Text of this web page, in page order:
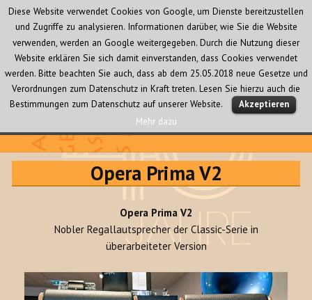
Audio Creativ
MENÜ
UND
Opera Prima V2
Opera Prima V2
Nobler Regallautsprecher der Classic-Serie in
überarbeiteter Version
Diese Website verwendet Cookies von Google, um Dienste bereitzustellen
und Zugriffe zu analysieren. Informationen darüber, wie Sie die Website
verwenden, werden an Google weitergegeben. Durch die Nutzung dieser
Website erklären Sie sich damit einverstanden, dass Cookies verwendet
werden. Bitte beachten Sie auch, dass ab dem 25.05.2018 neue Gesetze und
Verordnungen zum Datenschutz in Kraft treten. Lesen Sie hierzu auch die
Bestimmungen zum Datenschutz auf unserer Website.
Akzeptieren
Mehr dazu